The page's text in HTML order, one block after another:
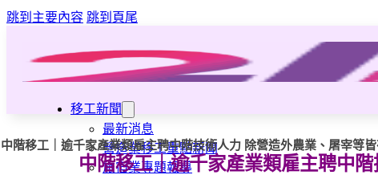
跳到主要內容 跳到頁尾
移工新聞
最新消息
營造業移工重點新聞
旅宿業專題報導
中階移工｜逾千家產業類雇主聘中階技術人力 除營造外農業、屠宰等
中階移工｜逾千家產業類雇主聘中